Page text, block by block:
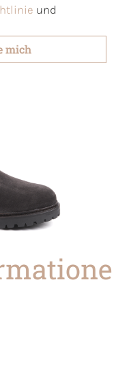
und
mich